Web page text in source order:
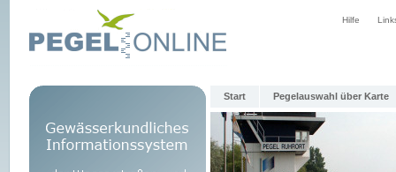
Hilfe
Start Pegelauswahl über Karte